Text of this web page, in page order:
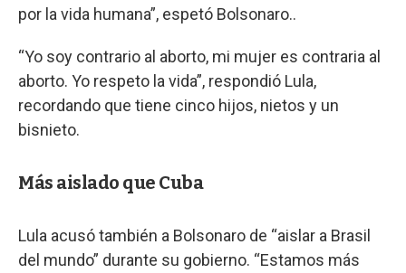
por la vida humana”, espetó Bolsonaro..
“Yo soy contrario al aborto, mi mujer es contraria al
aborto. Yo respeto la vida”, respondió Lula,
recordando que tiene cinco hijos, nietos y un
bisnieto.
Más aislado que Cuba
Lula acusó también a Bolsonaro de “aislar a Brasil
del mundo” durante su gobierno. “Estamos más